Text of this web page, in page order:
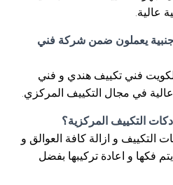
عالية.
يعملون ضمن شركة فني
فني تكييف هندي و فني
في مجال التكييف المركزي.
التكييف المركزية؟
و ازالة كافة العوالق و
فكها و اعادة تركيبها بفضل